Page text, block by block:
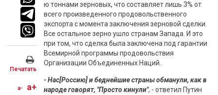
Печатать
a- a+
ю тоннами зерновых, что составляет лишь 3% от
всего произведенного продовольственного
экспорта с момента заключения зерновой сделки.
Все остальное зерно ушло странам Запада. И это
при том, что сделка была заключена под гарантии
Всемирной программы продовольствия
Организации Объединенных Наций.
- Нас[Россию] и беднейшие страны обманули, как в
народе говорят, "Просто кинули", - ответил Путин